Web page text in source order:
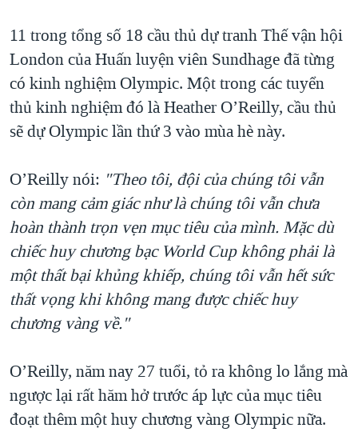
11 trong tổng số 18 cầu thủ dự tranh Thế vận hội
London của Huấn luyện viên Sundhage đã từng
có kinh nghiệm Olympic. Một trong các tuyển
thủ kinh nghiệm đó là Heather O’Reilly, cầu thủ
sẽ dự Olympic lần thứ 3 vào mùa hè này.
O’Reilly nói: "Theo tôi, đội của chúng tôi vẫn
còn mang cảm giác như là chúng tôi vẫn chưa
hoàn thành trọn vẹn mục tiêu của mình. Mặc dù
chiếc huy chương bạc World Cup không phải là
một thất bại khủng khiếp, chúng tôi vẫn hết sức
thất vọng khi không mang được chiếc huy
chương vàng về."
O’Reilly, năm nay 27 tuổi, tỏ ra không lo lắng mà
ngược lại rất hăm hở trước áp lực của mục tiêu
đoạt thêm một huy chương vàng Olympic nữa.